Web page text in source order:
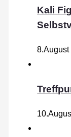
Kali
8.August